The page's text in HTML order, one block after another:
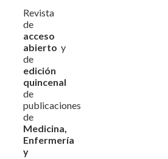
Revista
de
acceso
abierto y
de
edición
quincenal
de
publicaciones
de
Medicina,
Enfermería
y